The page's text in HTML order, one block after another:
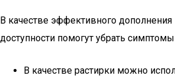
В качестве эффективного
доступности помогут убрать
В качестве растирки можно